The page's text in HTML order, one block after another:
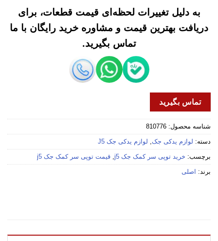
به دلیل تغییرات لحظه‌ای قیمت قطعات، برای
دریافت بهترین قیمت و مشاوره خرید رایگان با ما
تماس بگیرید.
تماس بگیرید
شناسه محصول: 810776
دسته: لوازم یدکی جک, لوازم یدکی جک J5
برچسب: خرید توپی سر کمک جک j5 , قیمت توپی سر کمک جک j5
برند: اصلی